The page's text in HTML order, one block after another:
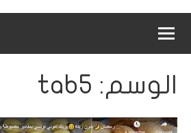
القائمةالقائمة
الوسم: tab5